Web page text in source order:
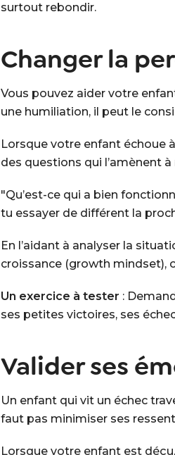
surtout rebondir.
Changer la
Vous pouvez aider votre
une humiliation, il peut le
Lorsque votre enfant échoue
des questions qui l’amènent à
"Qu’est-ce qui a bien
tu essayer de différent la
En l’aidant à analyser la
croissance (growth mindset),
Un exercice à tester :
ses petites victoires, ses
Valider ses
Un enfant qui vit un échec
faut pas minimiser ses
Lorsque votre enfant est